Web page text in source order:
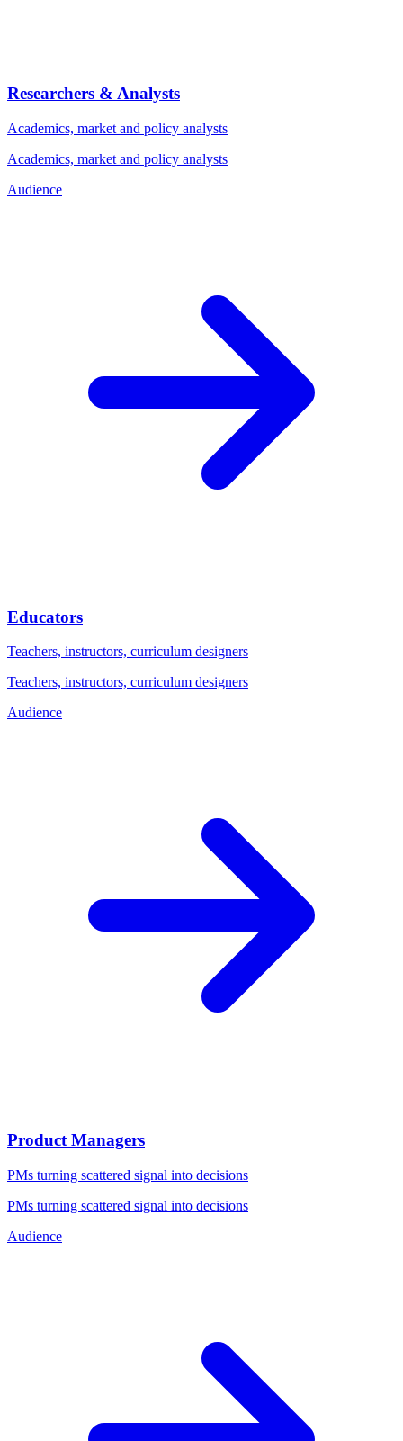
Researchers & Analysts
Academics, market and policy analysts
Academics, market and policy analysts
Audience
Educators
Teachers, instructors, curriculum designers
Teachers, instructors, curriculum designers
Audience
Product Managers
PMs turning scattered signal into decisions
PMs turning scattered signal into decisions
Audience